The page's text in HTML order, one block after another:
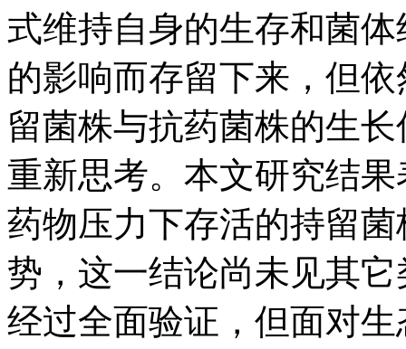
式维持自身的生存和菌
的影响而存留下来，但
留菌株与抗药菌株的生
重新思考。本文研究结
药物压力下存活的持留
势，这一结论尚未见其
经过全面验证，但面对